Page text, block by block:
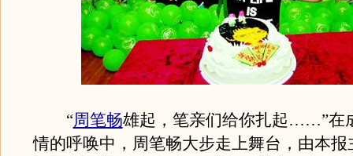
“周笔畅雄起，笔亲们给你扎起……”在
情的呼唤中，周笔畅大步走上舞台，由本报